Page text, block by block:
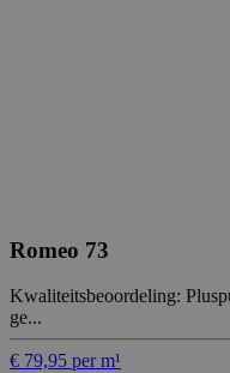
Romeo 73
Kwaliteitsbeoordeling:
ge...
€ 79,95 per m¹